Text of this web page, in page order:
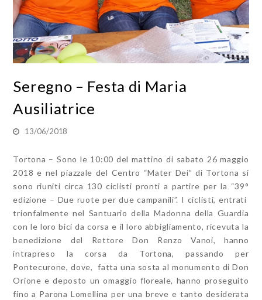
Seregno – Festa di Maria
Ausiliatrice
13/06/2018
Tortona – Sono le 10:00 del mattino di sabato 26 maggio
2018 e nel piazzale del Centro “Mater Dei” di Tortona si
sono riuniti circa 130 ciclisti pronti a partire per la “39°
edizione – Due ruote per due campanili”. I ciclisti, entrati
trionfalmente nel Santuario della Madonna della Guardia
con le loro bici da corsa e il loro abbigliamento, ricevuta la
benedizione del Rettore Don Renzo Vanoi, hanno
intrapreso la corsa da Tortona, passando per
Pontecurone, dove, fatta una sosta al monumento di Don
Orione e deposto un omaggio floreale, hanno proseguito
fino a Parona Lomellina per una breve e tanto desiderata